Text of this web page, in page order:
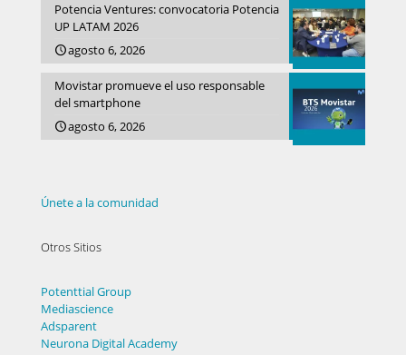
Potencia Ventures: convocatoria Potencia
UP LATAM 2026
agosto 6, 2026
Movistar promueve el uso responsable
del smartphone
agosto 6, 2026
Únete a la comunidad
Otros Sitios
Potenttial Group
Mediascience
Adsparent
Neurona Digital Academy